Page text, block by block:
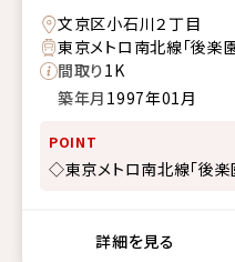
文京区小石川２丁目
東京メトロ南北線「後
間取り1K
築年月 1997年01月
POINT
◇東京メトロ南北線「後
詳細を見る